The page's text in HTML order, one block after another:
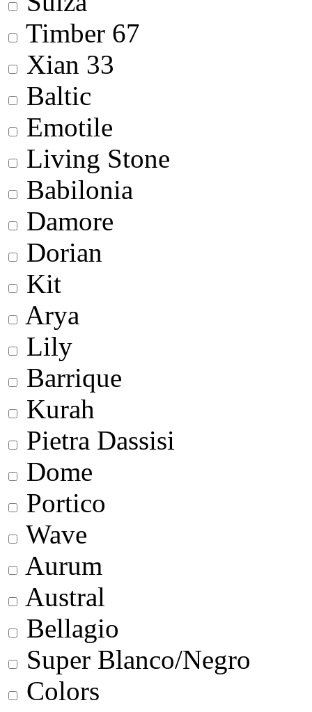
Timber 67
Xian 33
Baltic
Emotile
Living Stone
Babilonia
Damore
Dorian
Kit
Arya
Lily
Barrique
Kurah
Pietra Dassisi
Dome
Portico
Wave
Aurum
Austral
Bellagio
Super Blanco/Negro
Colors